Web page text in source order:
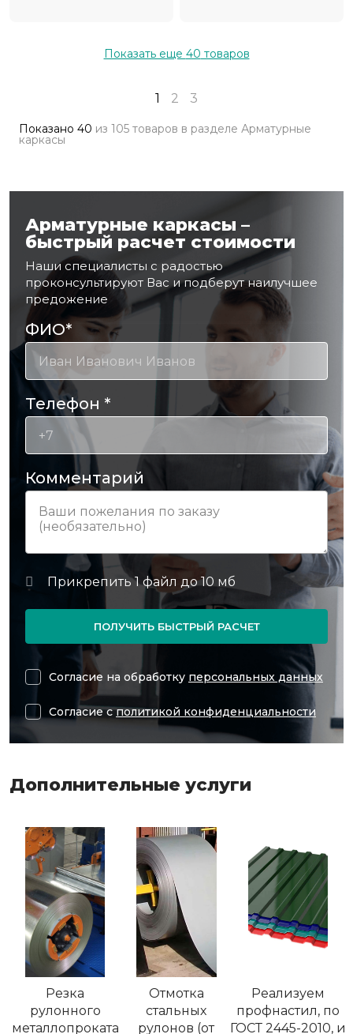
Показать еще 40 товаров
1 2 3
Показано 40 из 105 товаров в разделе Арматурные
каркасы
Арматурные каркасы –
быстрый расчет стоимости
Наши специалисты с радостью
проконсультируют Вас и подберут наилучшее
предожение
ФИО*
Телефон *
Комментарий
ПОЛУЧИТЬ БЫСТРЫЙ РАСЧЕТ
Согласие на обработку персональных данных
Согласие сполитикой конфиденциальности
Дополнительные услуги
Резка
рулонного
металлопроката
Отмотка
стальных
рулонов (от
Реализуем
профнастил, по
ГОСТ 2445-2010, и